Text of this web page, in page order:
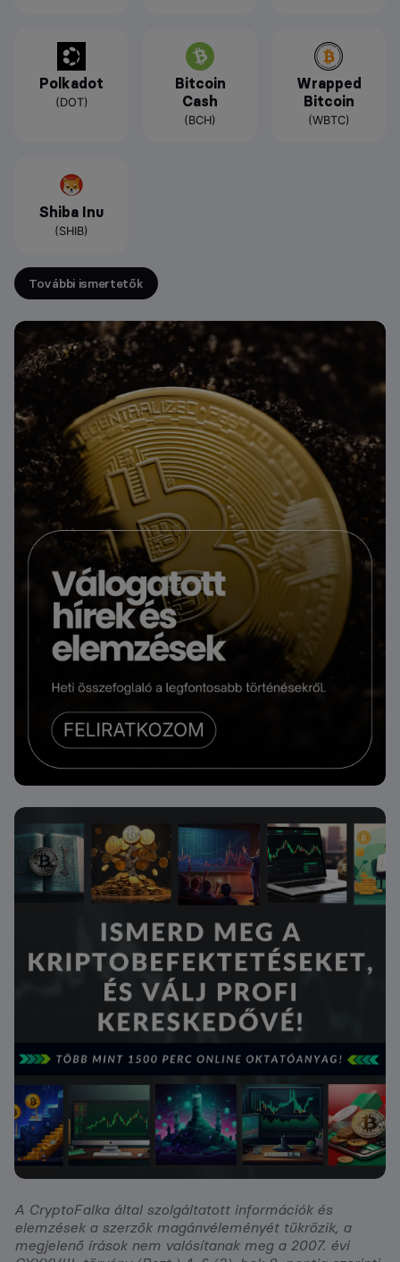
Polkadot
(DOT)
Bitcoin
Cash
(BCH)
Wrapped
Bitcoin
(WBTC)
Shiba Inu
(SHIB)
További ismertetők
A CryptoFalka által szolgáltatott információk és
elemzések a szerzők magánvéleményét tükrözik, a
megjelenő írások nem valósítanak meg a 2007. évi